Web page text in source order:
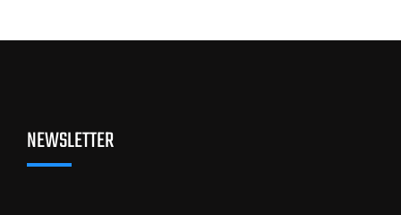
NEWSLETTER